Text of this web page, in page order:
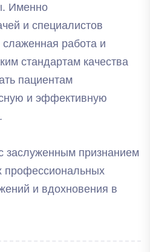
Именно
и специалистов
слаженная работа и
стандартам качества
пациентам
и эффективную
заслуженным признанием
профессиональных
и вдохновения в